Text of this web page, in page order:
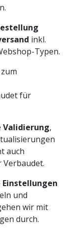
inkl.
Typen.
zum
für
Validierung,
auch
Verbaudet.
und
wir mit
durch.